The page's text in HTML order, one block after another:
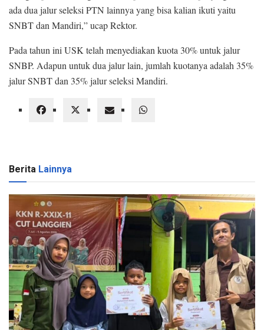
ada dua jalur seleksi PTN lainnya yang bisa kalian ikuti yaitu
SNBT dan Mandiri,” ucap Rektor.
Pada tahun ini USK telah menyediakan kuota 30% untuk jalur
SNBP. Adapun untuk dua jalur lain, jumlah kuotanya adalah 35%
jalur SNBT dan 35% jalur seleksi Mandiri.
Berita Lainnya